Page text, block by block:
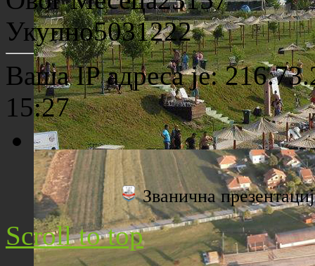
Археолошко налазиште "Viminacium"
Плажа "Топољар" - Поглед са торња
Укупно5031222
Ваша IP адреса је:
15:27
Званична
Scroll to top